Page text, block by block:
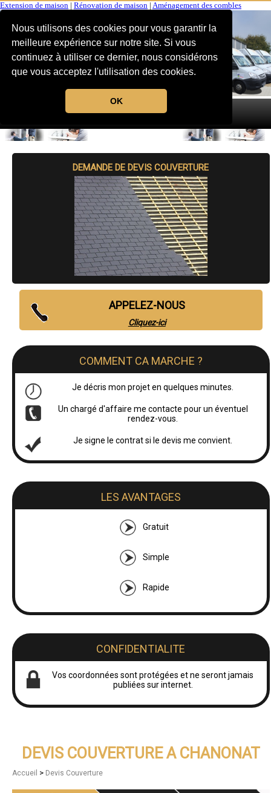
Nous utilisons des cookies pour vous garantir la
meilleure expérience sur notre site. Si vous
continuez à utiliser ce dernier, nous considérons
que vous acceptez l'utilisation des cookies.
OK
Extension de maison Rénovation de maison Aménagement des combles
MENU
DEMANDE DE DEVIS COUVERTURE
APPELEZ-NOUS
Cliquez-ici
COMMENT CA MARCHE ?
Je décris mon projet en quelques minutes.
Un chargé d'affaire me contacte pour un éventuel
rendez-vous.
Je signe le contrat si le devis me convient.
LES AVANTAGES
Gratuit
Simple
Rapide
CONFIDENTIALITE
Vos coordonnées sont protégées et ne seront jamais
publiées sur internet.
DEVIS COUVERTURE A CHANONAT
Accueil > Devis Couverture